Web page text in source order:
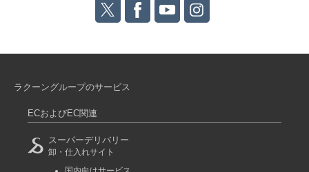
ラクーングループのサービス
ECおよびEC関連
スーパーデリバリー
卸・仕入れサイト